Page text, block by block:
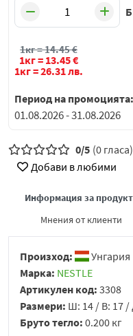
1кг =14.45€
1кг = 13.45€
1кг =26.31лв.
Период на промоцията:
01.08.2026 - 31.08.2026
0/5 (0 гласа)
Добави в любими
Информация за
Мнения от клиенти
Произход:
Унгария
Марка: NESTLE
Артикулен код: 3308
Размери: Ш: 14 / В: 17 /
Бруто тегло: 0.200 кг